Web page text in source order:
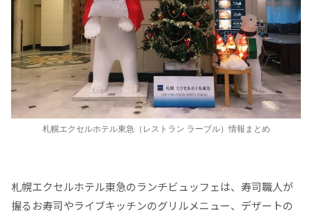
札幌エクセルホテル東急（レストラン ラーブル）情報まとめ
札幌エクセルホテル東急のランチビュッフェは、寿司職人が
握るお寿司やライブキッチンのグリルメニュー、デザートの